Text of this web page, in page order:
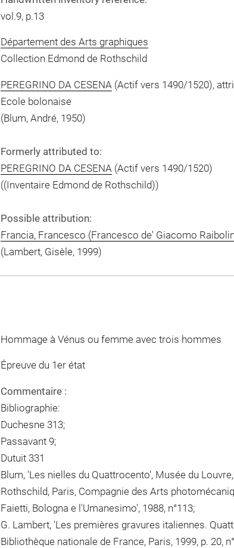
vol.9, p.13
Département des Arts graphiques
Collection Edmond de Rothschild
PEREGRINO DA CESENA (Actif vers 1490/1520),
Ecole bolonaise
(Blum, André, 1950)
Formerly attributed to:
PEREGRINO DA CESENA (Actif vers 1490/1520)
((Inventaire Edmond de Rothschild))
Possible attribution:
Francia, Francesco (Francesco de' Giacomo
(Lambert, Gisèle, 1999)
Hommage à Vénus ou femme avec trois hommes
Épreuve du 1er état
Commentaire :
Bibliographie:
Duchesne 313;
Passavant 9;
Dutuit 331
Blum, 'Les nielles du Quattrocento', Musée du
Rothschild, Paris, Compagnie des Arts
Faietti, Bologna e l'Umanesimo', 1988, n°113;
G. Lambert, 'Les premières gravures italiennes.
Bibliothèque nationale de France, Paris, 1999, p. 20,